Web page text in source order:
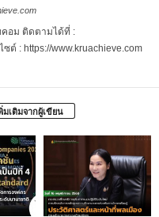
อม ติดตามได้ที่ :
ซต์ : https://www.kruachieve.com
มเติมจากผู้เขียน